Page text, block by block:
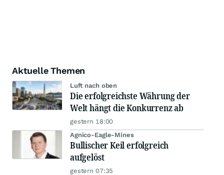
Aktuelle Themen
Luft nach oben
Die erfolgreichste Währung der
Welt hängt die Konkurrenz ab
gestern 18:00
Agnico-Eagle-Mines
Bullischer Keil erfolgreich
aufgelöst
gestern 07:35